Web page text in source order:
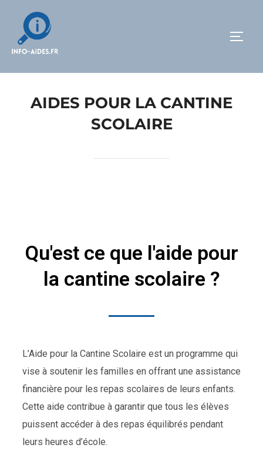
AIDES POUR LA CANTINE
SCOLAIRE
Qu'est ce que l'aide pour
la cantine scolaire ?
L’Aide pour la Cantine Scolaire est un programme qui
vise à soutenir les familles en offrant une assistance
financière pour les repas scolaires de leurs enfants.
Cette aide contribue à garantir que tous les élèves
puissent accéder à des repas équilibrés pendant
leurs heures d’école.